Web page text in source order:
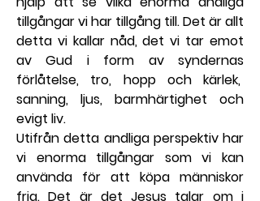
tillgångar vi har tillgång till. Det är allt
detta vi kallar nåd, det vi tar emot
av Gud i form av syndernas
förlåtelse, tro, hopp och kärlek,
sanning, ljus, barmhärtighet och
evigt liv.
Utifrån detta andliga perspektiv har
vi enorma tillgångar som vi kan
använda för att köpa människor
fria. Det är det Jesus talar om i